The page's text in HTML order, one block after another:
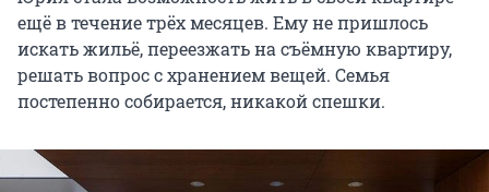
ещё в течение трёх месяцев. Ему не пришлось
искать жильё, переезжать на съёмную квартиру,
решать вопрос с хранением вещей. Семья
постепенно собирается, никакой спешки.